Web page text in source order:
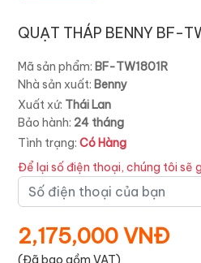
QUẠT THÁP BENNY BF-
Mã sản phẩm: BF-TW1801R
Nhà sản xuất: Benny
Xuất xứ: Thái Lan
Bảo hành: 24 tháng
Tình trạng: Có Hàng
Để lại số điện thoại, chúng tôi sẽ
2,175,000 VNĐ
(Đã bao gồm VAT)